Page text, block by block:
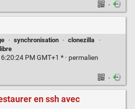
·
· synchronisation · clonezilla
·
PM GMT+1 * · permalien
·
en ssh avec